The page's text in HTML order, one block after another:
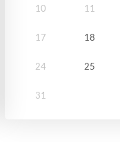
10 11
17 18
24 25
31